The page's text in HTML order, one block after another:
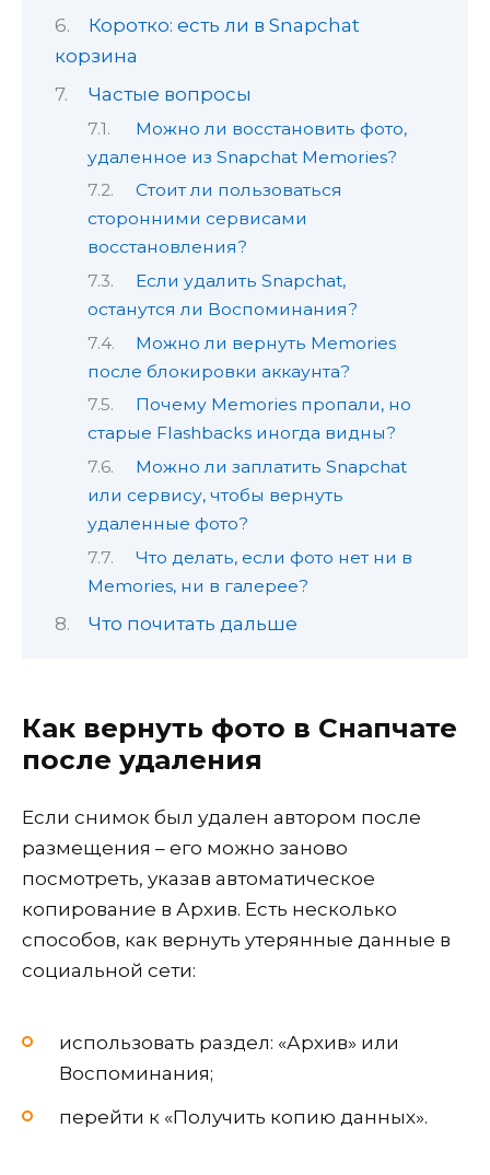
Коротко: есть ли в Snapchat
корзина
Частые вопросы
Можно ли восстановить фото,
удаленное из Snapchat Memories?
Стоит ли пользоваться
сторонними сервисами
восстановления?
Если удалить Snapchat,
останутся ли Воспоминания?
Можно ли вернуть Memories
после блокировки аккаунта?
Почему Memories пропали, но
старые Flashbacks иногда видны?
Можно ли заплатить Snapchat
или сервису, чтобы вернуть
удаленные фото?
Что делать, если фото нет ни в
Memories, ни в галерее?
Что почитать дальше
Как вернуть фото в Снапчате
после удаления
Если снимок был удален автором после
размещения – его можно заново
посмотреть, указав автоматическое
копирование в Архив. Есть несколько
способов, как вернуть утерянные данные в
социальной сети:
использовать раздел: «Архив» или
Воспоминания;
перейти к «Получить копию данных».